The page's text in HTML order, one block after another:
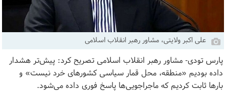
علی اکبر ولایتی، مشاور رهبر انقلاب اسلامی
پارس تودی- مشاور رهبر انقلاب اسلامی تصریح کرد: پیش‌تر هشدار
داده بودیم «منطقه، محل قمار سیاسی کشور‌های خرد نیست» و
بار‌ها ثابت کردیم که ماجراجویی‌ها پاسخ فوری داده می‌شود.